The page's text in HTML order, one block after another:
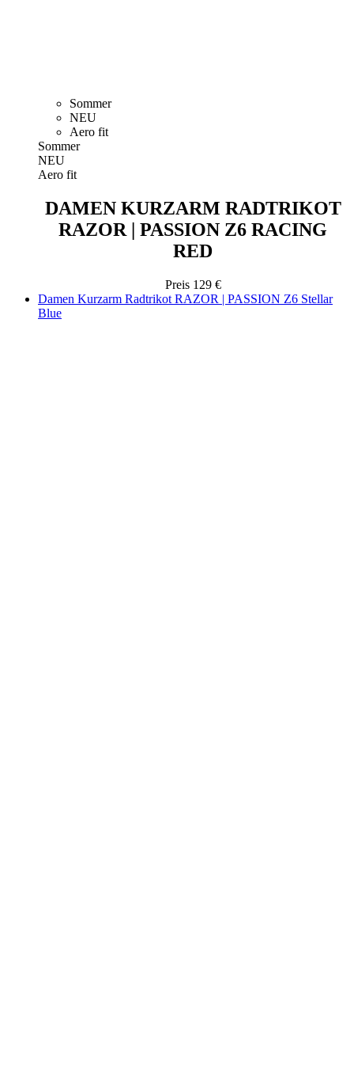
Sommer
NEU
Aero fit
Sommer
NEU
Aero fit
DAMEN KURZARM RADTRIKOT
RAZOR | PASSION Z6 RACING
RED
Preis129 €
Damen Kurzarm Radtrikot RAZOR | PASSION Z6 Stellar
Blue